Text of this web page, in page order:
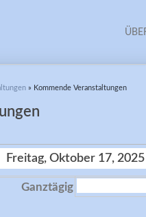
» Kommende Veranstaltungen
Freitag, Oktober 17, 2025
Ganztägig